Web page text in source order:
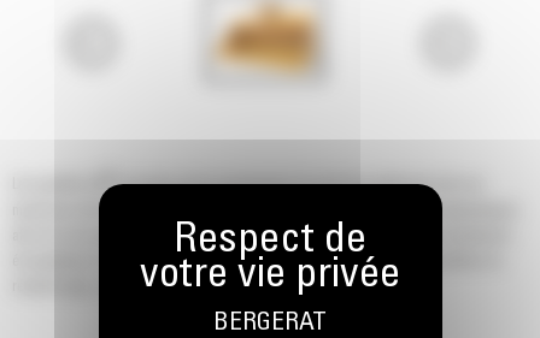
sont plus qu'un accessoire, ils sont une extension de vos
machines Cat. Ils sont tous parfaitement équilibrés pour nos pelles hydrauliques
afin de vous permettre de tasser les charges sans compromettre le rendement
énergétique ou l'état de la machine. Nous les avons conçus pour accélérer le
remplissage, conserver votre charge et s'adapter à votre tâche.
BERGERAT